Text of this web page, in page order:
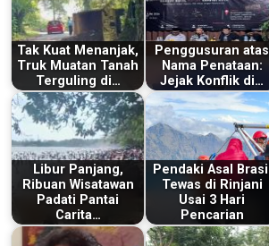
Tak Kuat Menanjak,
Truk Muatan Tanah
Terguling di…
Penggusuran atas
Nama Penataan:
Jejak Konflik di…
Libur Panjang,
Ribuan Wisatawan
Padati Pantai
Carita…
Pendaki Asal Brasil
Tewas di Rinjani
Usai 3 Hari
Pencarian